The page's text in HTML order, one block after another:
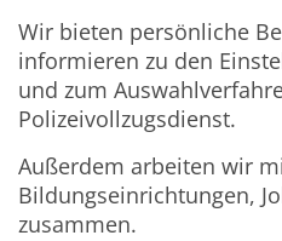
Wir bieten persönliche
informieren zu den
und zum
Polizeivollzugsdienst.
Außerdem arbeiten wir
Bildungseinrichtungen,
zusammen.